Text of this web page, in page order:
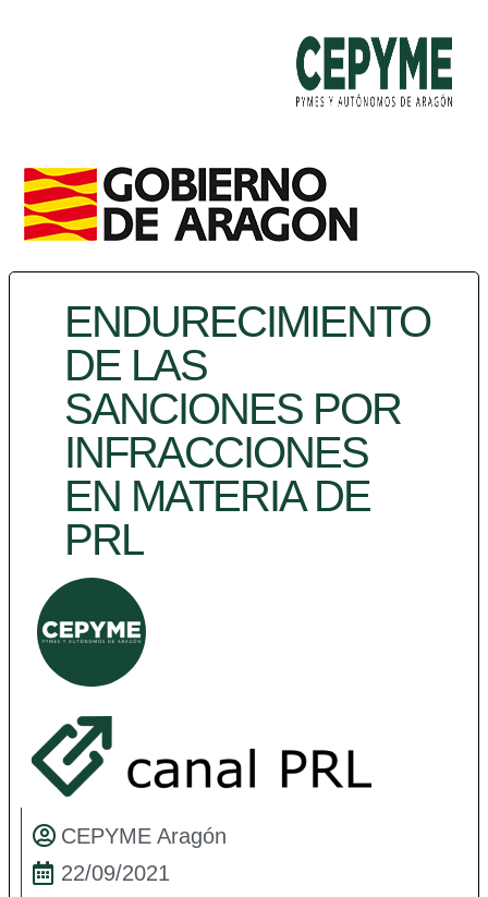
ENDURECIMIENTO
DE LAS
SANCIONES POR
INFRACCIONES
EN MATERIA DE
PRL
CEPYME Aragón
22/09/2021